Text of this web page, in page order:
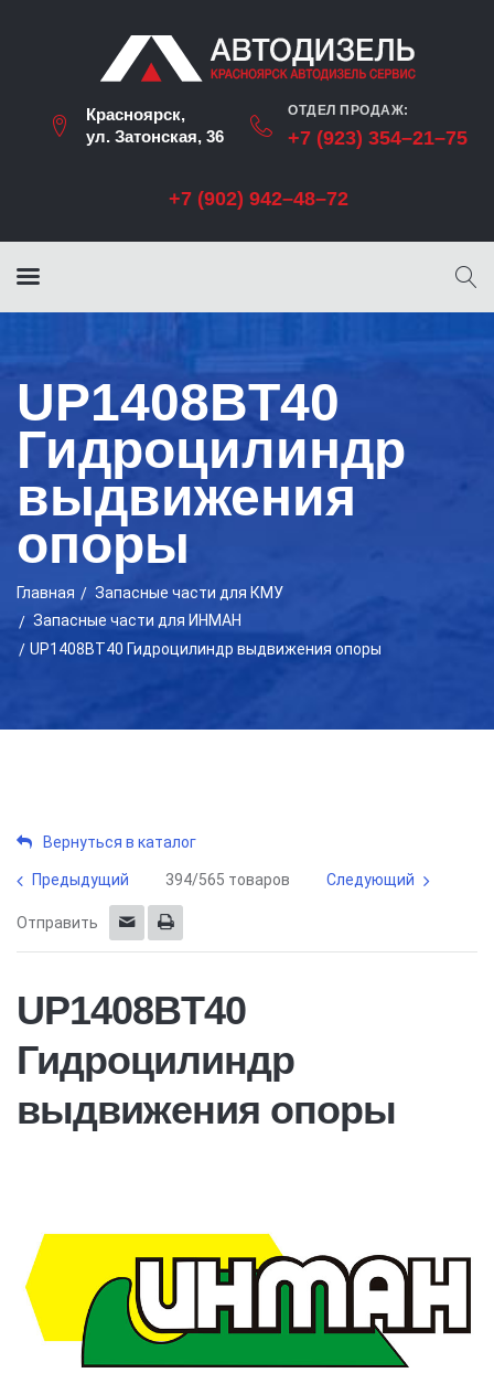
Красноярск,
ул. Затонская, 36
ОТДЕЛ ПРОДАЖ:
+7 (923) 354–21–75
+7 (902) 942–48–72
UP1408BT40
Гидроцилиндр
выдвижения
опоры
Главная
Запасные части для КМУ
Запасные части для ИНМАН
UP1408BT40 Гидроцилиндр выдвижения опоры
Вернуться в каталог
Предыдущий 394/565 товаров Следующий
Отправить
UP1408BT40
Гидроцилиндр
выдвижения опоры